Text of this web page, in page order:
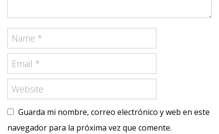
Guarda mi nombre, correo electrónico y web en este
navegador para la próxima vez que comente.